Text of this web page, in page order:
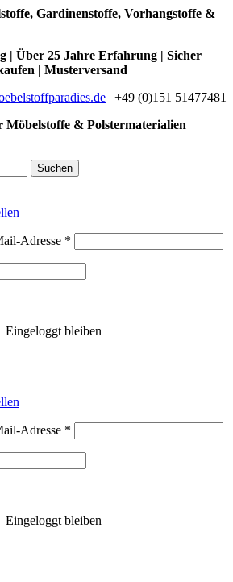
Gardinenstoffe, Vorhangstoffe &
| Über 25 Jahre Erfahrung | Sicher
| Musterversand
| +49 (0)151 51477481
Möbelstoffe & Polstermaterialien
Suchen
Adresse *
Eingeloggt bleiben
Adresse *
Eingeloggt bleiben